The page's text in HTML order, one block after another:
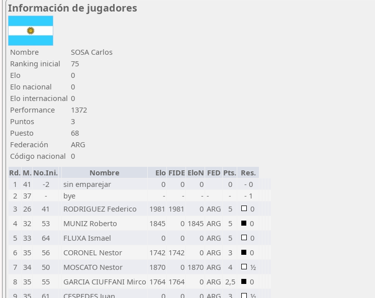
Información de jugadores
Nombre
SOSA Carlos
Ranking inicial
75
Elo
0
Elo nacional
0
Elo internacional 0
Performance
1372
Puntos
3
Puesto
68
Federación
ARG
Código nacional 0
Rd. M. No.Ini. Nombre Elo FIDE EloN FED Pts. Res.
1
41 -2 sin emparejar 0 0 0 0
- 0
2 37 - bye - - - - -
- 1
3 26 41 RODRIGUEZ Federico 1981 1981 0 ARG 5
0
4 32 53 MUNIZ Roberto 1845 0 1845 ARG 5
0
5 33 64 FLUXA Ismael 0 0 0 ARG 5
0
6 35 56 CORONEL Nestor 1742 1742 0 ARG 3
0
7 34 50 MOSCATO Nestor 1870 0 1870 ARG 4
½
8 35 55 GARCIA CIUFFANI Mirco 1764 1764 0 ARG 2,5
0
9
35 61 CESPEDES Juan 0 0 0 ARG 3 ½